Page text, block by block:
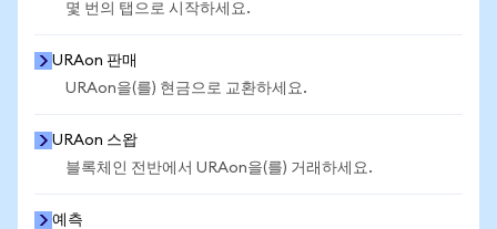
몇 번의 탭으로 시작하세요.
URAon 판매
URAon을(를) 현금으로 교환하세요.
URAon 스왑
블록체인 전반에서 URAon을(를) 거래하세요.
예측